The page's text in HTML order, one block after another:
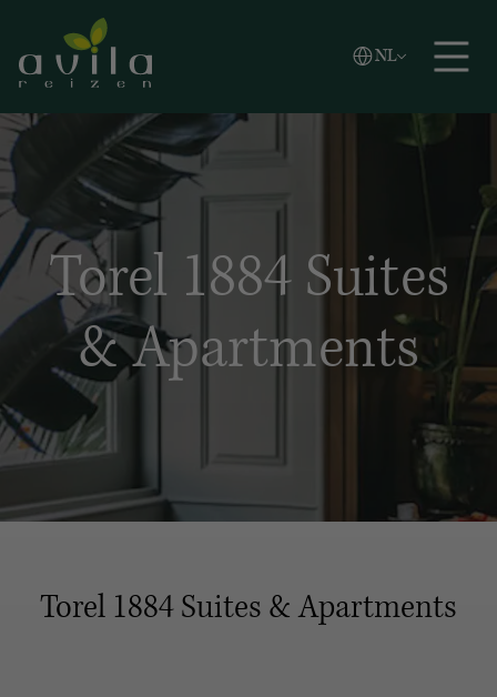
Zoeken
NL
Vlaams
English
Torel 1884 Suites
& Apartments
Torel 1884 Suites & Apartments